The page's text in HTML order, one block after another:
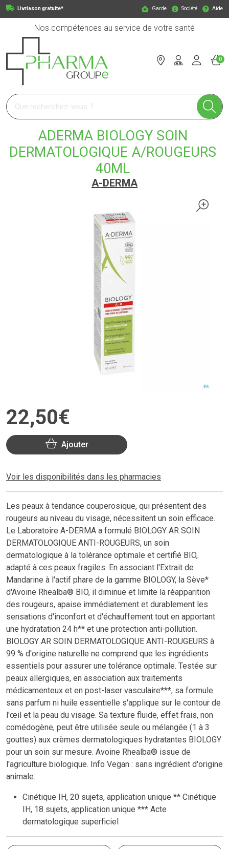
Livriason gratuite* Garde Société Aide
Nos compétences au service de votre santé
Pharmagroupe Votre pharmacie en ligne à votre service
0
ADERMA BIOLOGY SOIN
DERMATOLOGIQUE A/ROUGEURS
40ML
A-DERMA
22,50€
Ajouter
Voir les disponibilités dans les pharmacies
Les peaux à tendance couperosique, qui présentent des
rougeurs au niveau du visage, nécessitent un soin efficace.
Le Laboratoire A-DERMA a formulé BIOLOGY AR SOIN
DERMATOLOGIQUE ANTI-ROUGEURS, un soin
dermatologique à la tolérance optimale et certifié BIO,
adapté à ces peaux fragiles. En associant l'Extrait de
Mandarine à l'actif phare de la gamme BIOLOGY, la Sève*
d'Avoine Rhealba® BIO, il diminue et limite la réapparition
des rougeurs, apaise immédiatement et durablement les
sensations d'inconfort et d'échauffement tout en apportant
une hydratation 24 h** et une protection anti-pollution.
BIOLOGY AR SOIN DERMATOLOGIQUE ANTI-ROUGEURS à
99 % d'origine naturelle ne comprend que les ingrédients
essentiels pour assurer une tolérance optimale. Testée sur
peaux allergiques, en association aux traitements
médicamenteux et en post-laser vasculaire***, sa formule
sans parfum ni huile essentielle s'applique sur le contour de
l'œil et la peau du visage. Sa texture fluide, effet frais, non
comédogène, peut être utilisée seule ou mélangée (1 à 3
gouttes) aux crèmes dermatologiques hydratantes BIOLOGY
pour un soin sur mesure. Avoine Rhealba® issue de
l'agriculture biologique. Info Vegan : sans ingrédient d'origine
animale.
Cinétique IH, 20 sujets, application unique ** Cinétique
IH, 18 sujets, application unique *** Acte
dermatologique superficiel